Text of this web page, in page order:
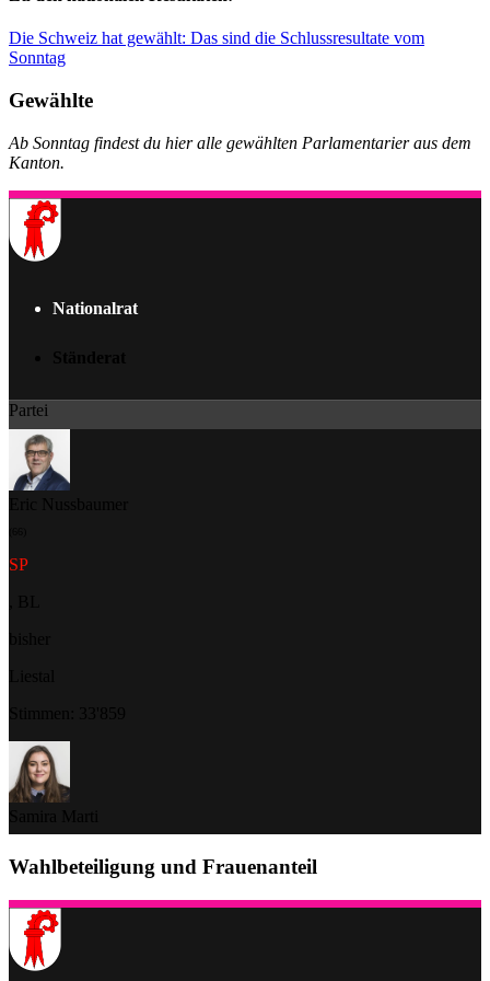
Die Schweiz hat gewählt: Das sind die Schlussresultate vom
Sonntag
Gewählte
Ab Sonntag findest du hier alle gewählten Parlamentarier aus dem
Kanton.
Nationalrat
Partei
SP
SP
, BL
bisher
Wahlbeteiligung und Frauenanteil